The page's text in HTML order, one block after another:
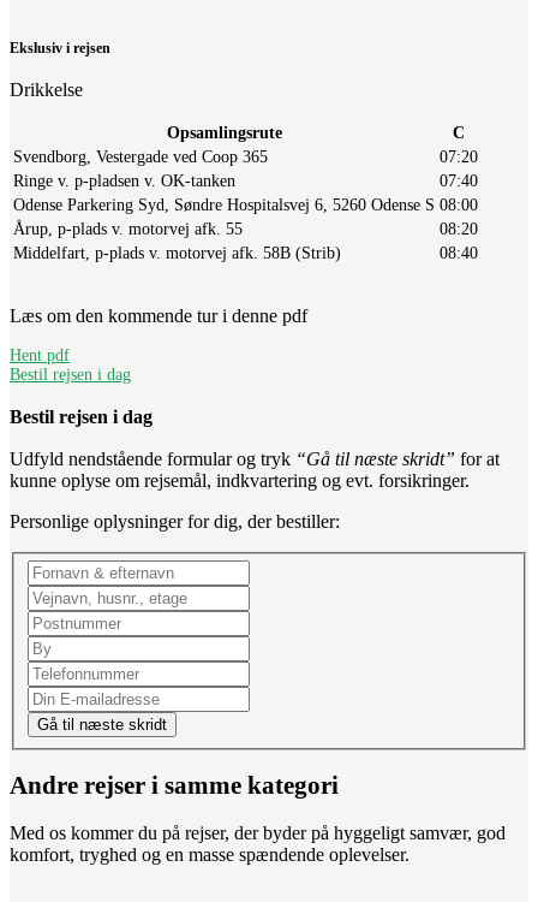
Ekslusiv i rejsen
Drikkelse
Opsamlingsrute
C
Svendborg, Vestergade ved Coop 365
07:20
Ringe v. p-pladsen v. OK-tanken
07:40
Odense Parkering Syd, Søndre Hospitalsvej 6, 5260 Odense S 08:00
Årup, p-plads v. motorvej afk. 55
08:20
Middelfart, p-plads v. motorvej afk. 58B (Strib)
08:40
Læs om den kommende tur i denne pdf
Hent pdf
Bestil rejsen i dag
Bestil rejsen i dag
Udfyld nendstående formular og tryk “Gå til næste skridt” for at
kunne oplyse om rejsemål, indkvartering og evt. forsikringer.
Personlige oplysninger for dig, der bestiller:
Gå til næste skridt
Andre rejser i samme kategori
Med os kommer du på rejser, der byder på hyggeligt samvær, god
komfort, tryghed og en masse spændende oplevelser.